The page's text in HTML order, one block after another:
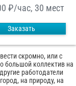
₽/час, 30 мест
Заказать
скромно, или с
большой коллектив на
работодатели
на природу, на